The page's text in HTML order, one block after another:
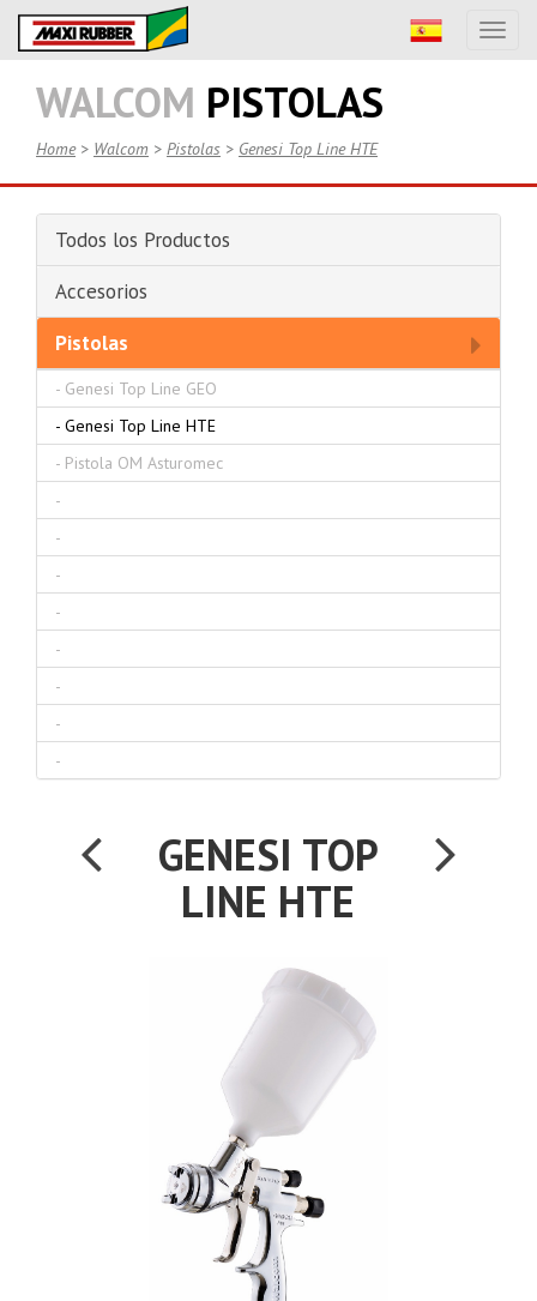
WALCOM PISTOLAS
Home > Walcom > Pistolas > Genesi Top Line HTE
Todos los Productos
Accesorios
Pistolas
- Genesi Top Line GEO
- Genesi Top Line HTE
- Pistola OM Asturomec
-
-
-
-
-
-
-
-
GENESI TOP
LINE HTE